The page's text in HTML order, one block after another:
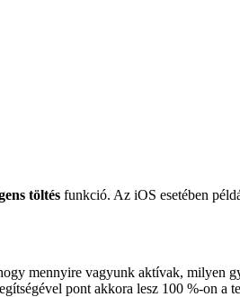
töltés funkció. Az iOS esetében
mennyire vagyunk aktívak, milyen
pont akkora lesz 100 %-on a